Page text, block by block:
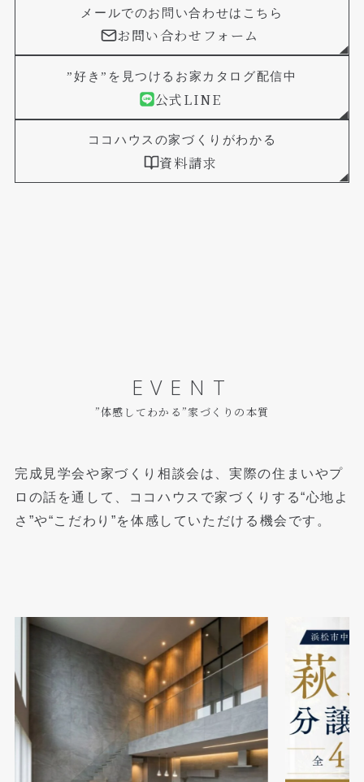
メールでのお問い合わせはこちら
お問い合わせフォーム
”好き”を見つけるお家カタログ配信中
公式LINE
ココハウスの家づくりがわかる
資料請求
EVENT
”体感してわかる”家づくりの本質
完成見学会や家づくり相談会は、実際の住まいやプ
ロの話を通して、
ココハウスで家づくりする“心地よ
さ”や“こだわり”を体感していただける機会です。